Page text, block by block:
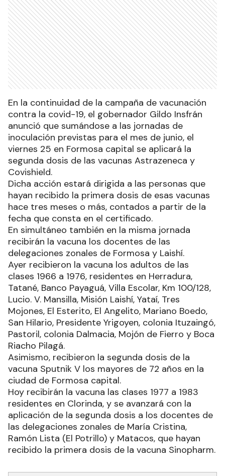
En la continuidad de la campaña de vacunación
contra la covid-19, el gobernador Gildo Insfrán
anunció que sumándose a las jornadas de
inoculación previstas para el mes de junio, el
viernes 25 en Formosa capital se aplicará la
segunda dosis de las vacunas Astrazeneca y
Covishield.
Dicha acción estará dirigida a las personas que
hayan recibido la primera dosis de esas vacunas
hace tres meses o más, contados a partir de la
fecha que consta en el certificado.
En simultáneo también en la misma jornada
recibirán la vacuna los docentes de las
delegaciones zonales de Formosa y Laishí.
Ayer recibieron la vacuna los adultos de las
clases 1966 a 1976, residentes en Herradura,
Tatané, Banco Payaguá, Villa Escolar, Km 100/128,
Lucio. V. Mansilla, Misión Laishí, Yataí, Tres
Mojones, El Esterito, El Angelito, Mariano Boedo,
San Hilario, Presidente Yrigoyen, colonia Ituzaingó,
Pastoril, colonia Dalmacia, Mojón de Fierro y Boca
Riacho Pilagá.
Asimismo, recibieron la segunda dosis de la
vacuna Sputnik V los mayores de 72 años en la
ciudad de Formosa capital.
Hoy recibirán la vacuna las clases 1977 a 1983
residentes en Clorinda, y se avanzará con la
aplicación de la segunda dosis a los docentes de
las delegaciones zonales de María Cristina,
Ramón Lista (El Potrillo) y Matacos, que hayan
recibido la primera dosis de la vacuna Sinopharm.